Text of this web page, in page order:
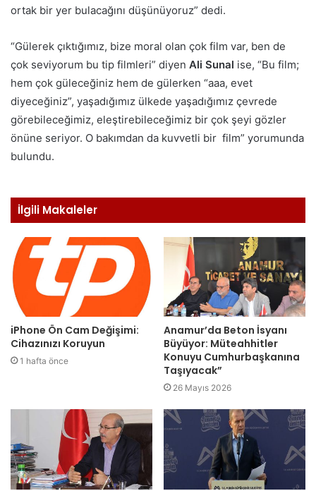
ortak bir yer bulacağını düşünüyoruz” dedi.
“Gülerek çıktığımız, bize moral olan çok film var, ben de
çok seviyorum bu tip filmleri” diyen Ali Sunal ise, “Bu film;
hem çok güleceğiniz hem de gülerken “aaa, evet
diyeceğiniz”, yaşadığımız ülkede yaşadığımız çevrede
görebileceğimiz, eleştirebileceğimiz bir çok şeyi gözler
önüne seriyor. O bakımdan da kuvvetli bir film” yorumunda
bulundu.
İlgili Makaleler
iPhone Ön Cam Değişimi:
Cihazınızı Koruyun
1 hafta önce
Anamur’da Beton İsyanı
Büyüyor: Müteahhitler
Konuyu Cumhurbaşkanına
Taşıyacak”
26 Mayıs 2026